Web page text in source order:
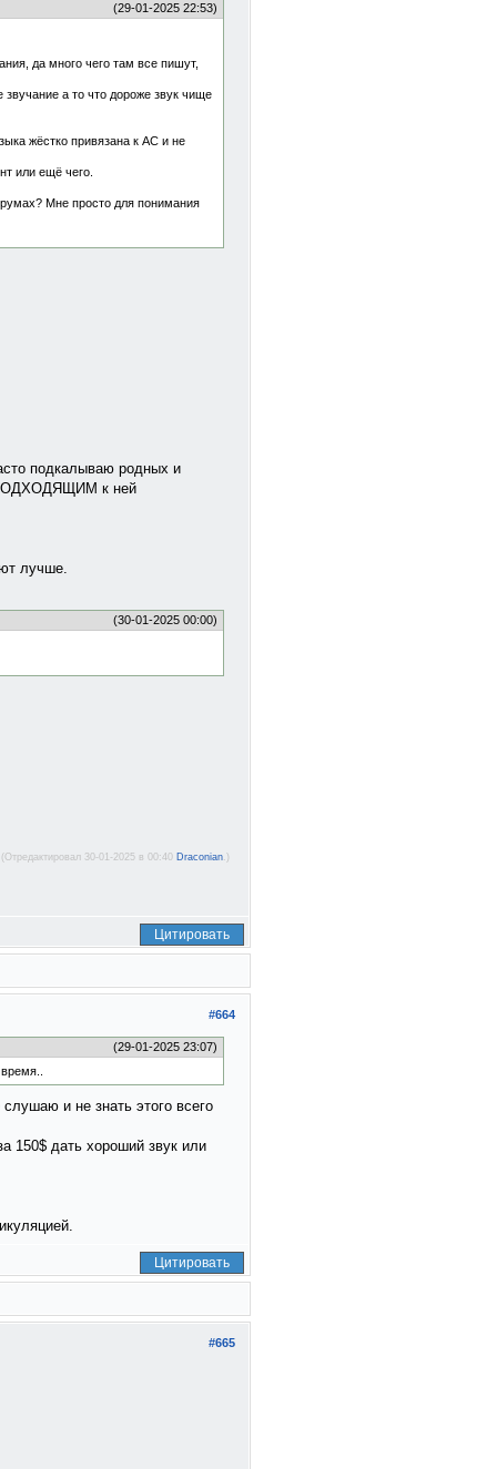
(29-01-2025 22:53)
да много чего там все пишут,
а то что дороже звук чище
жёстко привязана к АС и не
или ещё чего.
Мне просто для понимания
подкалываю родных и
ПОДХОДЯЩИМ к ней
лучше.
(30-01-2025 00:00)
(Отредактировал 30-01-2025 в 00:40 Draconian.)
Цитировать
#664
(29-01-2025 23:07)
и не знать этого всего
150$ дать хороший звук или
Цитировать
#665